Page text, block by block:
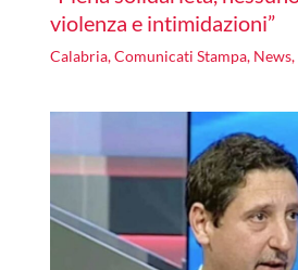
violenza e intimidazioni”
Calabria,Comunicati Stampa, News,